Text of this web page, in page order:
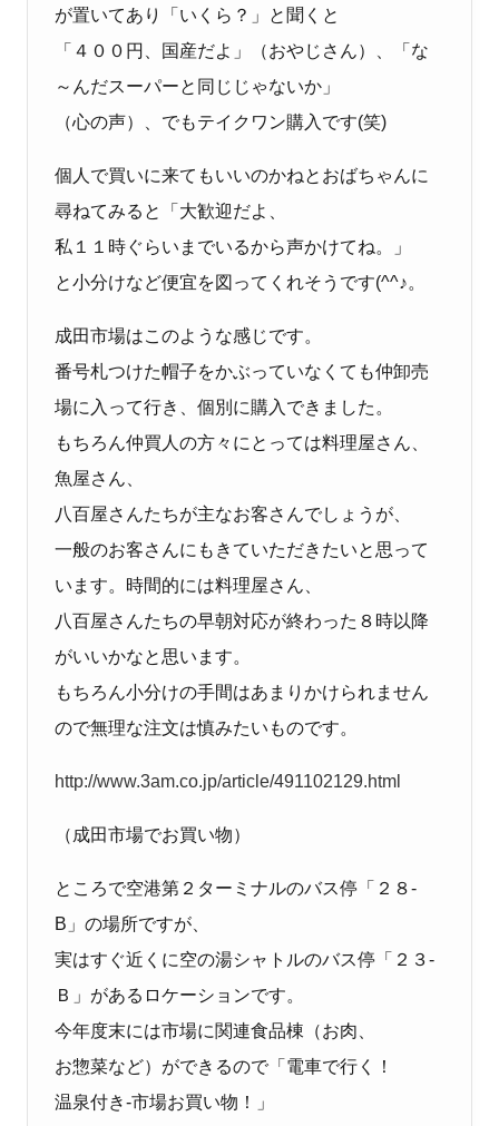
が置いてあり「いくら？」と聞くと
「４００円、国産だよ」（おやじさん）、「な
～んだスーパーと同じじゃないか」
（心の声）、でもテイクワン購入です(笑)
個人で買いに来てもいいのかねとおばちゃんに
尋ねてみると「大歓迎だよ、
私１１時ぐらいまでいるから声かけてね。」
と小分けなど便宜を図ってくれそうです(^^♪。
成田市場はこのような感じです。
番号札つけた帽子をかぶっていなくても仲卸売
場に入って行き、個別に購入できました。
もちろん仲買人の方々にとっては料理屋さん、
魚屋さん、
八百屋さんたちが主なお客さんでしょうが、
一般のお客さんにもきていただきたいと思って
います。時間的には料理屋さん、
八百屋さんたちの早朝対応が終わった８時以降
がいいかなと思います。
もちろん小分けの手間はあまりかけられません
ので無理な注文は慎みたいものです。
http://www.3am.co.jp/article/491102129.html
（成田市場でお買い物）
ところで空港第２ターミナルのバス停「２８‐
B 」の場所ですが、
実はすぐ近くに空の湯シャトルのバス停「２３‐
Ｂ」があるロケーションです。
今年度末には市場に関連食品棟（お肉、
お惣菜など）ができるので「電車で行く！
温泉付き‐市場お買い物！」